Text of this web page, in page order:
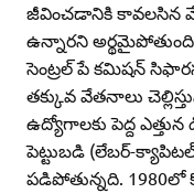
జీవించడానికి కావలసిన
ఉన్నారని
సెంట్రల్‌ పే కమిషన్‌
తక్కువ వేతనాలు
ఉద్యోగాలకు పెద్ద
పెట్టుబడి (లేబర్‌-
పడిపోతున్నది.